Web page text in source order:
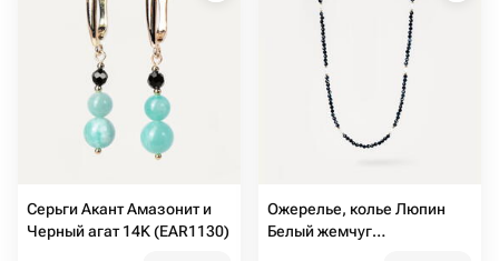
Серьги Акант Амазонит и
Черный агат 14K (EAR1130)
Ожерелье, колье Люпин
Белый жемчуг